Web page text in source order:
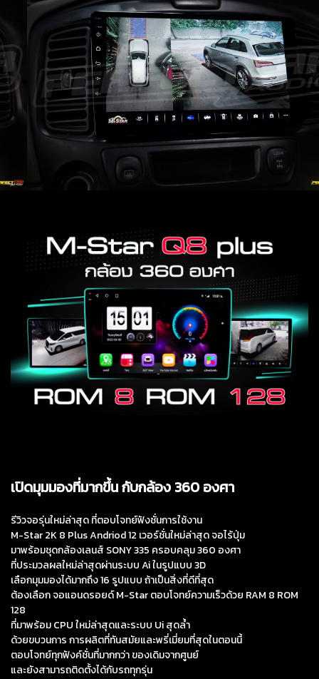
เปิดมุมมองที่มากขึ้น กับกล้อง 360 องศา
รีวิวจอรุ่นใหม่ล่าสุด ที่ตอบโจทย์ฟังชั่นการใช้งาน
M-Star 2K 8 Plus Andriod 12 เวอร์ชั่นใหม่ล่าสุด จอไร้ปุ่ม
มาพร้อมชุดกล้องเลนส์ SONY 335 ครอบคลุม 360 องศา
ที่ประมวลผลใหม่ล่าสุดผ่านระบบ Ai ในรูปแบบ 3D
เลือกมุมมองได้มากถึง 16 รูปแบบ ถ้าเป็นสิ่งที่ดีที่สุด
ต้องเลือก จอแอนดรอยด์ M-Star ตอบโจทย์ความเร็วด้วย RAM 8 ROM
128
ที่มาพร้อม CPU ใหม่ล่าสุดและระบบ Ui สุดล้ำ
ด้วยขบวนการ การผลิตที่ทันสมัยและพรี่เมี่ยมที่สุดในตอนนี้
ตอบโจทย์ทุกฟังค์ชั่นที่มากกว่า ของเดิมจากศูนย์
และยังสามารถติดตั้งได้กับรถทุกรุ่น